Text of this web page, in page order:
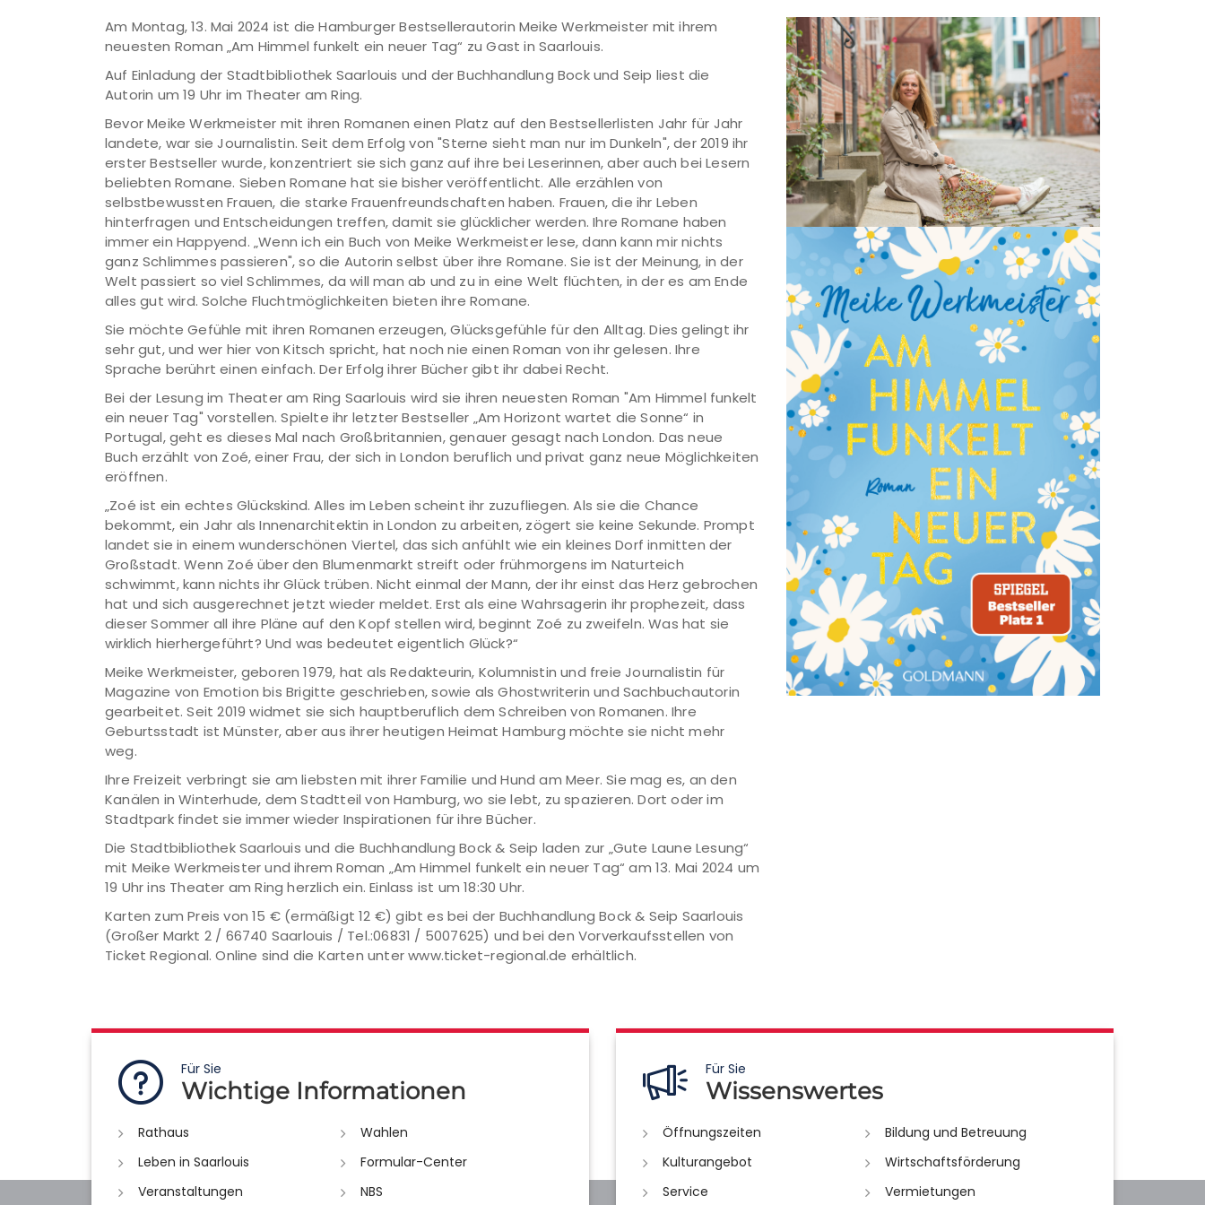
Am Montag, 13. Mai 2024 ist die Hamburger Bestsellerautorin Meike Werkmeister mit ihrem
neuesten Roman „Am Himmel funkelt ein neuer Tag“ zu Gast in Saarlouis.
Auf Einladung der Stadtbibliothek Saarlouis und der Buchhandlung Bock und Seip liest die
Autorin um 19 Uhr im Theater am Ring.
Bevor Meike Werkmeister mit ihren Romanen einen Platz auf den Bestsellerlisten Jahr für Jahr
landete, war sie Journalistin. Seit dem Erfolg von "Sterne sieht man nur im Dunkeln", der 2019 ihr
erster Bestseller wurde, konzentriert sie sich ganz auf ihre bei Leserinnen, aber auch bei Lesern
beliebten Romane. Sieben Romane hat sie bisher veröffentlicht. Alle erzählen von
selbstbewussten Frauen, die starke Frauenfreundschaften haben. Frauen, die ihr Leben
hinterfragen und Entscheidungen treffen, damit sie glücklicher werden. Ihre Romane haben
immer ein Happyend. „Wenn ich ein Buch von Meike Werkmeister lese, dann kann mir nichts
ganz Schlimmes passieren", so die Autorin selbst über ihre Romane. Sie ist der Meinung, in der
Welt passiert so viel Schlimmes, da will man ab und zu in eine Welt flüchten, in der es am Ende
alles gut wird. Solche Fluchtmöglichkeiten bieten ihre Romane.
Sie möchte Gefühle mit ihren Romanen erzeugen, Glücksgefühle für den Alltag. Dies gelingt ihr
sehr gut, und wer hier von Kitsch spricht, hat noch nie einen Roman von ihr gelesen. Ihre
Sprache berührt einen einfach. Der Erfolg ihrer Bücher gibt ihr dabei Recht.
Bei der Lesung im Theater am Ring Saarlouis wird sie ihren neuesten Roman "Am Himmel funkelt
ein neuer Tag" vorstellen. Spielte ihr letzter Bestseller „Am Horizont wartet die Sonne“ in
Portugal, geht es dieses Mal nach Großbritannien, genauer gesagt nach London. Das neue
Buch erzählt von Zoé, einer Frau, der sich in London beruflich und privat ganz neue Möglichkeiten
eröffnen.
„Zoé ist ein echtes Glückskind. Alles im Leben scheint ihr zuzufliegen. Als sie die Chance
bekommt, ein Jahr als Innenarchitektin in London zu arbeiten, zögert sie keine Sekunde. Prompt
landet sie in einem wunderschönen Viertel, das sich anfühlt wie ein kleines Dorf inmitten der
Großstadt. Wenn Zoé über den Blumenmarkt streift oder frühmorgens im Naturteich
schwimmt, kann nichts ihr Glück trüben. Nicht einmal der Mann, der ihr einst das Herz gebrochen
hat und sich ausgerechnet jetzt wieder meldet. Erst als eine Wahrsagerin ihr prophezeit, dass
dieser Sommer all ihre Pläne auf den Kopf stellen wird, beginnt Zoé zu zweifeln. Was hat sie
wirklich hierhergeführt? Und was bedeutet eigentlich Glück?“
Meike Werkmeister, geboren 1979, hat als Redakteurin, Kolumnistin und freie Journalistin für
Magazine von Emotion bis Brigitte geschrieben, sowie als Ghostwriterin und Sachbuchautorin
gearbeitet. Seit 2019 widmet sie sich hauptberuflich dem Schreiben von Romanen. Ihre
Geburtsstadt ist Münster, aber aus ihrer heutigen Heimat Hamburg möchte sie nicht mehr
weg.
Ihre Freizeit verbringt sie am liebsten mit ihrer Familie und Hund am Meer. Sie mag es, an den
Kanälen in Winterhude, dem Stadtteil von Hamburg, wo sie lebt, zu spazieren. Dort oder im
Stadtpark findet sie immer wieder Inspirationen für ihre Bücher.
Die Stadtbibliothek Saarlouis und die Buchhandlung Bock & Seip laden zur „Gute Laune Lesung“
mit Meike Werkmeister und ihrem Roman „Am Himmel funkelt ein neuer Tag“ am 13. Mai 2024 um
19 Uhr ins Theater am Ring herzlich ein. Einlass ist um 18:30 Uhr.
Karten zum Preis von 15 € (ermäßigt 12 €) gibt es bei der Buchhandlung Bock & Seip Saarlouis
(Großer Markt 2 / 66740 Saarlouis / Tel.:06831 / 5007625) und bei den Vorverkaufsstellen von
Ticket Regional. Online sind die Karten unter www.ticket-regional.de erhältlich.
Für Sie
Wichtige Informationen
Rathaus
Wahlen
Leben in Saarlouis
Formular-Center
Veranstaltungen
NBS
Für Sie
Wissenswertes
Öffnungszeiten
Bildung und Betreuung
Kulturangebot
Wirtschaftsförderung
Service
Vermietungen